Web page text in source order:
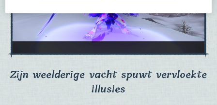
Zijn weelderige vacht spuwt vervloekte
illusies